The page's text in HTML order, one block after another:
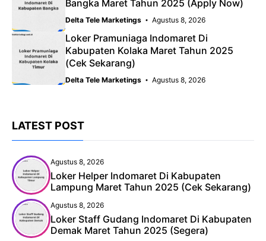
Bangka Maret Tahun 2025 (Apply Now)
Delta Tele Marketings Agustus 8, 2026
Loker Pramuniaga Indomaret Di
Kabupaten Kolaka Maret Tahun 2025
(Cek Sekarang)
Delta Tele Marketings Agustus 8, 2026
LATEST POST
Agustus 8, 2026
Loker Helper Indomaret Di Kabupaten
Lampung Maret Tahun 2025 (Cek Sekarang)
Agustus 8, 2026
Loker Staff Gudang Indomaret Di Kabupaten
Demak Maret Tahun 2025 (Segera)